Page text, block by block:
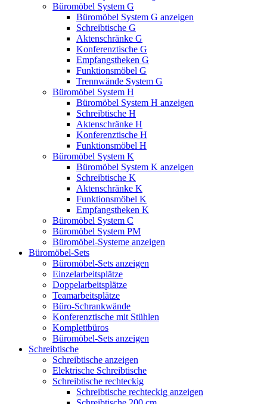
Büromöbel System G
Büromöbel System G anzeigen
Schreibtische G
Aktenschränke G
Konferenztische G
Empfangstheken G
Funktionsmöbel G
Trennwände System G
Büromöbel System H
Büromöbel System H anzeigen
Schreibtische H
Aktenschränke H
Konferenztische H
Funktionsmöbel H
Büromöbel System K
Büromöbel System K anzeigen
Schreibtische K
Aktenschränke K
Funktionsmöbel K
Empfangstheken K
Büromöbel System C
Büromöbel System PM
Büromöbel-Systeme anzeigen
Büromöbel-Sets
Büromöbel-Sets anzeigen
Einzelarbeitsplätze
Doppelarbeitsplätze
Teamarbeitsplätze
Büro-Schrankwände
Konferenztische mit Stühlen
Komplettbüros
Büromöbel-Sets anzeigen
Schreibtische
Schreibtische anzeigen
Elektrische Schreibtische
Schreibtische rechteckig
Schreibtische rechteckig anzeigen